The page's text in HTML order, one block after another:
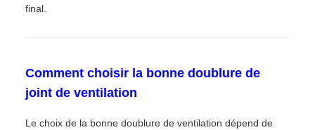
final.
Comment choisir la bonne doublure de
joint de ventilation
Le choix de la bonne doublure de ventilation dépend de